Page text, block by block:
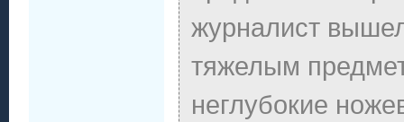
журналист
тяжелым
неглубокие